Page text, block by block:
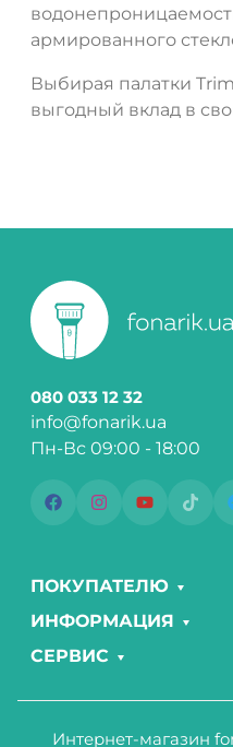
армированного
Выбирая палатки
выгодный вклад в
080 033 12 32
info@fonarik.ua
Пн-Вс 09:00 - 18:00
ПОКУПАТЕЛЮ
ИНФОРМАЦИЯ
СЕРВИС
Интернет-магазин